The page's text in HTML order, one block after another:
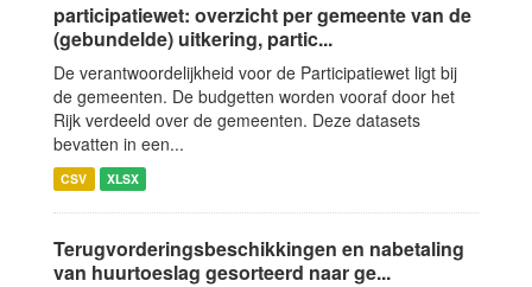
participatiewet: overzicht per gemeente van de
(gebundelde) uitkering, partic...
De verantwoordelijkheid voor de Participatiewet ligt bij
de gemeenten. De budgetten worden vooraf door het
Rijk verdeeld over de gemeenten. Deze datasets
bevatten in een...
CSV XLSX
Terugvorderingsbeschikkingen en nabetaling
van huurtoeslag gesorteerd naar ge...